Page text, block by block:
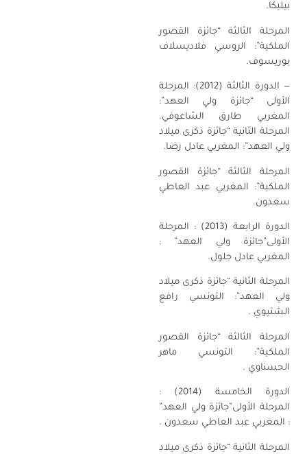
بيليكا.
المرحلة الثالثة “جائزة القصور
الملكية”: الروسي فلاديسلاف
بوريسوف.
— الدورة الثالثة (2012): المرحلة
الأولى “جائزة ولي العهد”:
المغربي طارق الشاعوفي.
المرحلة الثانية “جائزة ذكرى ميلاد
ولي العهد”: المغربي عادل رضا.
المرحلة الثالثة “جائزة القصور
الملكية”: المغربي عبد العاطي
سعدون.
الدورة الرابعة (2013) : المرحلة
الأولى”جائزة ولي العهد” :
المغربي عادل جلول.
المرحلة الثانية “جائزة ذكرى ميلاد
ولي العهد”: التونسي رافع
الشتيوي .
المرحلة الثالثة “جائزة القصور
الملكية”: التونسي ماهر
الحسناوي .
الدورة الخامسة (2014) :
المرحلة الأولى”جائزة ولي العهد”
: المغربي عبد العاطي سعدون .
المرحلة الثانية “جائزة ذكرى ميلاد